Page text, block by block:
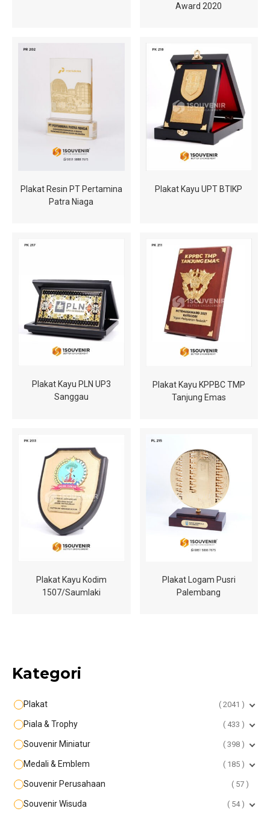
Award 2020
Plakat Resin PT Pertamina
Patra Niaga
Plakat Kayu UPT BTIKP
Plakat Kayu PLN UP3
Sanggau
Plakat Kayu KPPBC TMP
Tanjung Emas
Plakat Kayu Kodim
1507/Saumlaki
Plakat Logam Pusri
Palembang
Kategori
Plakat 2041
Piala & Trophy 433
Souvenir Miniatur 398
Medali & Emblem 185
Souvenir Perusahaan 57
Souvenir Wisuda 54